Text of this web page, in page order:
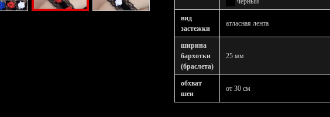
вид
застежки
атласная лента
ширина
бархотки
(браслета)
25 мм
обхват
шеи
от 30 см